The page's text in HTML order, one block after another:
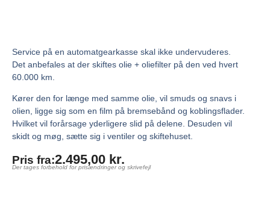
Service på en automatgearkasse skal ikke undervuderes.
Det anbefales at der skiftes olie + oliefilter på den ved hvert
60.000 km.
Kører den for længe med samme olie, vil smuds og snavs i
olien, ligge sig som en film på bremsebånd og koblingsflader.
Hvilket vil forårsage yderligere slid på delene. Desuden vil
skidt og møg, sætte sig i ventiler og skiftehuset.
Pris fra:2.495,00 kr.
Der tages forbehold for prisændringer og skrivefejl